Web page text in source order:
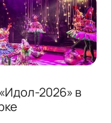
2026» в